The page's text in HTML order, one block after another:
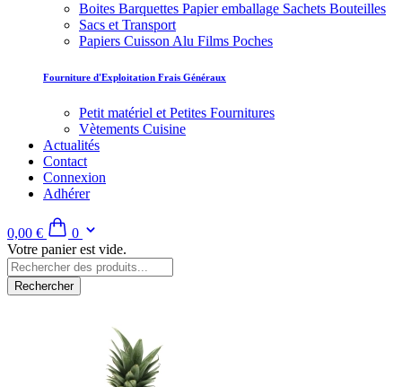
Boites Barquettes Papier emballage Sachets Bouteilles
Sacs et Transport
Papiers Cuisson Alu Films Poches
Fourniture d'Exploitation Frais Généraux
Petit matériel et Petites Fournitures
Vètements Cuisine
Actualités
Contact
Connexion
Adhérer
0,00 €
0
Votre panier est vide.
Rechercher